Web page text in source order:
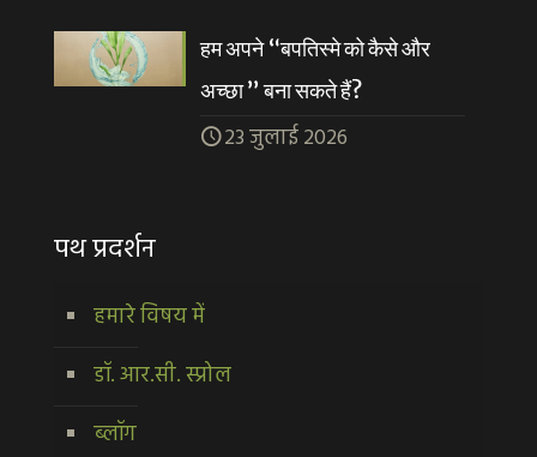
हम अपने “बपतिस्मे को कैसे और
अच्छा ” बना सकते हैं?
23 जुलाई 2026
पथ प्रदर्शन
हमारे विषय में
डॉ. आर.सी. स्प्रोल
ब्लॉग